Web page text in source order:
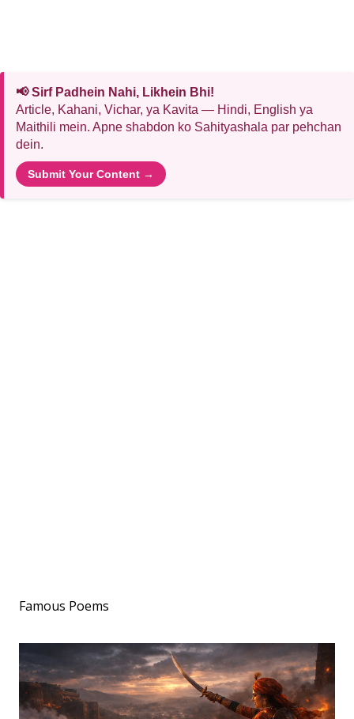
📢 Sirf Padhein Nahi, Likhein Bhi!
Article, Kahani, Vichar, ya Kavita — Hindi, English ya
Maithili mein. Apne shabdon ko Sahityashala par pehchan
dein.
Submit Your Content →
Famous Poems